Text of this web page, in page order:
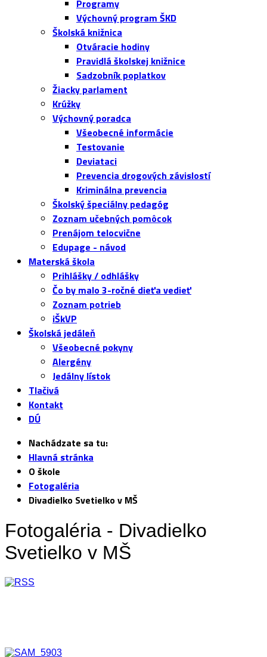
Programy
Výchovný program ŠKD
Školská knižnica
Otváracie hodiny
Pravidlá školskej knižnice
Sadzobník poplatkov
Žiacky parlament
Krúžky
Výchovný poradca
Všeobecné informácie
Testovanie
Deviataci
Prevencia drogových závislostí
Kriminálna prevencia
Školský špeciálny pedagóg
Zoznam učebných pomôcok
Prenájom telocvične
Edupage - návod
Materská škola
Prihlášky / odhlášky
Čo by malo 3-ročné dieťa vedieť
Zoznam potrieb
iŠkVP
Školská jedáleň
Všeobecné pokyny
Alergény
Jedálny lístok
Tlačivá
Kontakt
DÚ
Nachádzate sa tu:
Hlavná stránka
O škole
Fotogaléria
Divadielko Svetielko v MŠ
Fotogaléria - Divadielko
Svetielko v MŠ